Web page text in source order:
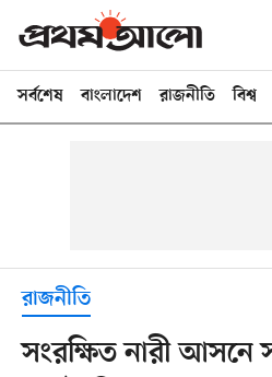
সর্বশেষ বাংলাদেশ রাজনীতি বিশ্ব
রাজনীতি
সংরক্ষিত নারী আসনে